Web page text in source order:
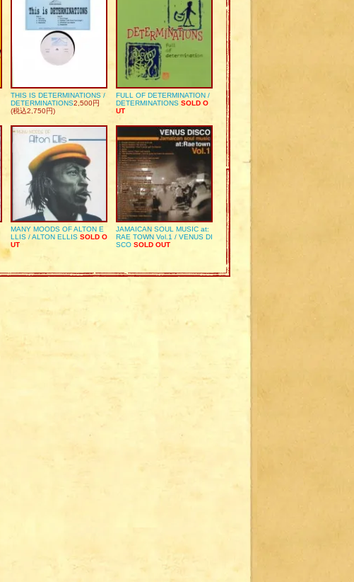
THIS IS DETERMINATIONS /
DETERMINATIONS2,500円
(税込2,750円)
FULL OF DETERMINATION /
DETERMINATIONS SOLD O
UT
MANY MOODS OF ALTON E
LLIS / ALTON ELLIS SOLD O
UT
JAMAICAN SOUL MUSIC at:
RAE TOWN Vol.1 / VENUS DI
SCO SOLD OUT